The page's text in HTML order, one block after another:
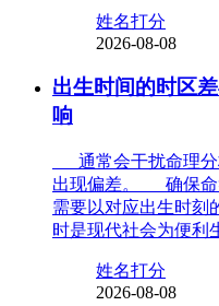
姓名打分
2026-08-08
出生时间的时区
响
通常会干扰命理分
出现偏差。 确保命
需要以对应出生时刻
时是现代社会为便利
姓名打分
2026-08-08